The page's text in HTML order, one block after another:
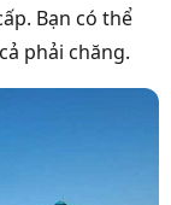
Bạn có thể
phải chăng.